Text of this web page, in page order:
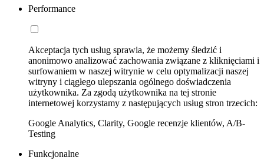
Performance
Akceptacja tych usług sprawia, że możemy śledzić i
anonimowo analizować zachowania związane z kliknięciami i
surfowaniem w naszej witrynie w celu optymalizacji naszej
witryny i ciągłego ulepszania ogólnego doświadczenia
użytkownika. Za zgodą użytkownika na tej stronie
internetowej korzystamy z następujących usług stron trzecich:
Google Analytics, Clarity, Google recenzje klientów, A/B-
Testing
Funkcjonalne